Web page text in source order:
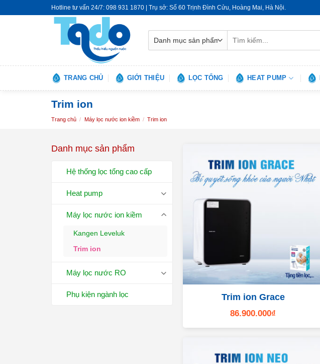
Hotline tư vấn 24/7: 098 931 1870 | Trụ sở: Số 60 Trịnh Đình Cửu, Hoàng Mai, Hà Nội.
kiếm:
TRANG CHỦ GIỚI THIỆU LỌC TỔNG HEAT PUMP
Trim ion
Trang chủ / Máy lọc nước ion kiềm / Trim ion
Danh mục sản phẩm
Hệ thống lọc tổng cao cấp
Heat pump
Máy lọc nước ion kiềm
Kangen Leveluk
Trim ion
Máy lọc nước RO
Phụ kiện ngành lọc Trim ion Grace
86.900.000₫